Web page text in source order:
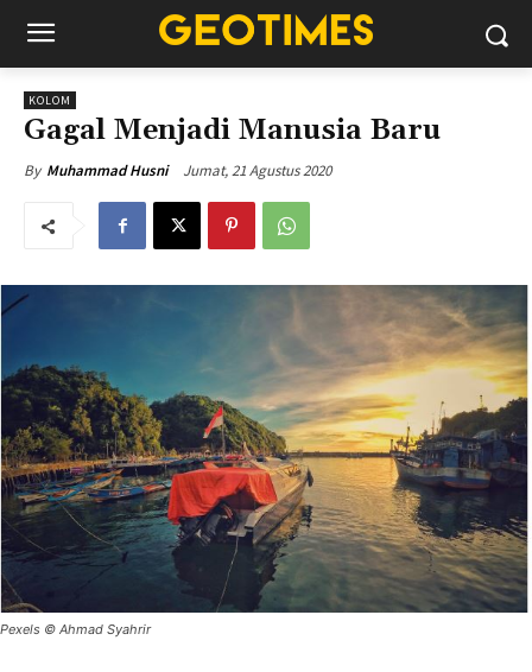
KOLOM
Gagal Menjadi Manusia Baru
By Muhammad Husni Jumat, 21 Agustus 2020
Pexels © Ahmad Syahrir